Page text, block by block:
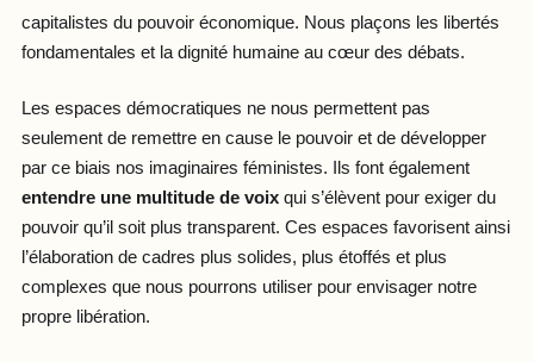
capitalistes du pouvoir économique. Nous plaçons les libertés
fondamentales et la dignité humaine au cœur des débats.
Les espaces démocratiques ne nous permettent pas
seulement de remettre en cause le pouvoir et de développer
par ce biais nos imaginaires féministes. Ils font également
entendre une multitude de voixqui s’élèvent pour exiger du
pouvoir qu’il soit plus transparent. Ces espaces favorisent ainsi
l’élaboration de cadres plus solides, plus étoffés et plus
complexes que nous pourrons utiliser pour envisager notre
propre libération.